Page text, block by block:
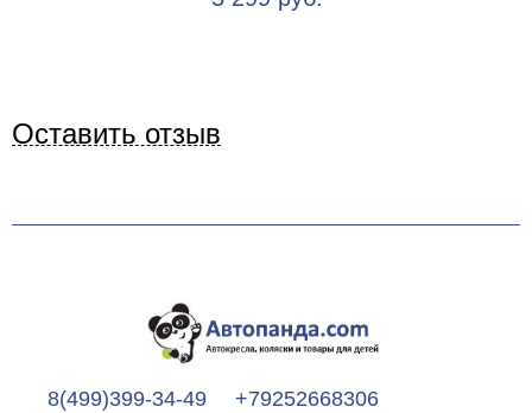
Оставить отзыв
8(499)399-34-49 +79252668306